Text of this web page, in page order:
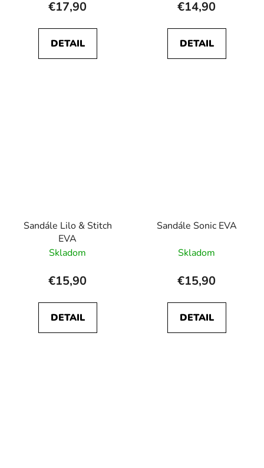
€17,90
DETAIL
€14,90
DETAIL
Sandále Lilo & Stitch
EVA
Skladom
€15,90
DETAIL
Sandále Sonic EVA
Skladom
€15,90
DETAIL